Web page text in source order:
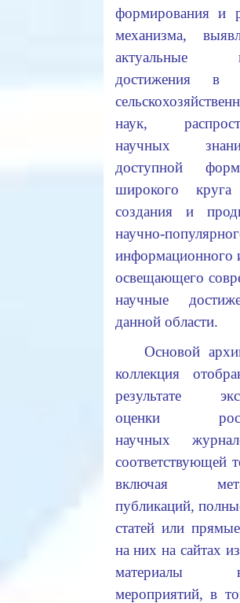
формирования и
механизма,
актуальные
достижения в
наук,
научных
доступной
широкого
создания и
научно-
информационного
освещающего
научные
данной области.
Основой
коллекция
результате
оценки
научных
соответствующей
включая
публикаций,
статей или
на них на сайтах
материалы
мероприятий, в